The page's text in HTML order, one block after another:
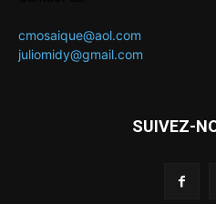
cmosaique@aol.com
juliomidy@gmail.com
SUIVEZ-